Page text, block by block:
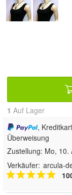
1 Auf Lager
,
Überweisung
Zustellung: Mo, 10.
Verkäufer: arcula-